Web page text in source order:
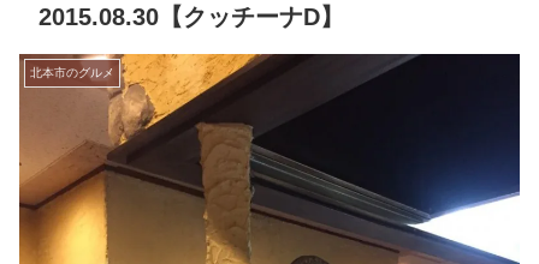
2015.08.30【クッチーナD】
北本市のグルメ